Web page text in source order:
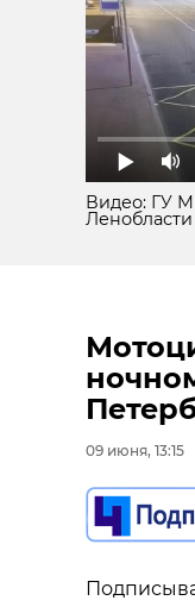
Видео: ГУ
Ленобласти
09 июня, 13:15